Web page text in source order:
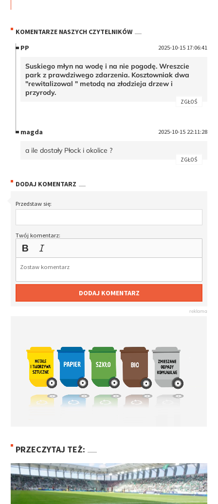
KOMENTARZE NASZYCH CZYTELNIKÓW
PP
2025-10-15 17:06:41
Suskiego młyn na wodę i na nie pogodę. Wreszcie
park z prawdziwego zdarzenia. Kosztowniak dwa
"rewitalizowal " metodą na złodzieja drzew i
przyrody.
ZGŁOŚ
magda 2025-10-15 22:11:28
a ile dostały Płock i okolice ?
ZGŁOŚ
DODAJ KOMENTARZ
Przedstaw się:
Twój komentarz:
DODAJ KOMENTARZ
PRZECZYTAJ TEŻ: